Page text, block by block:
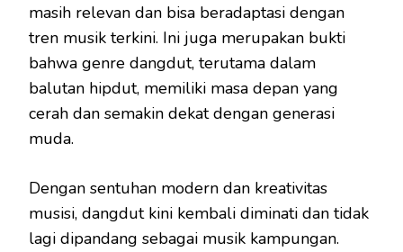
masih relevan dan bisa beradaptasi dengan
tren musik terkini. Ini juga merupakan bukti
bahwa genre dangdut, terutama dalam
balutan hipdut, memiliki masa depan yang
cerah dan semakin dekat dengan generasi
muda.
Dengan sentuhan modern dan kreativitas
musisi, dangdut kini kembali diminati dan tidak
lagi dipandang sebagai musik kampungan.